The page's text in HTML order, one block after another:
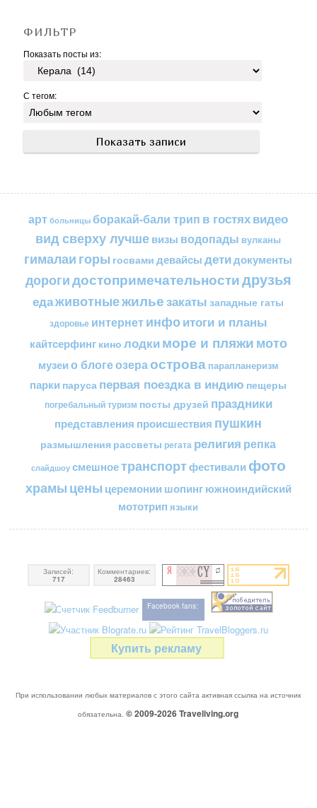
ФИЛЬТР
Показать посты из:
С тегом:
арт больницы боракай-бали трип в гостяхвидео
вид сверху лучшевизы водопады вулканы
гималаи горы госвами девайсы детидокументы
дорогидостопримечательностидрузья
едаживотныежильезакаты западные гаты
здоровье интернетинфоитоги и планы
кайтсерфинг кино лодкиморе и пляжимото
музеи о блогеозераострова парапланеризм
парки паруса первая поездка в индию пещеры
погребальный туризм посты друзей праздники
представления происшествия пушкин
размышления рассветы регата религия репка
слайдшоу смешноетранспортфестивали фото
храмы цены церемонии шопингюжноиндийский
мототрип языки
Записей:
717
Комментариев:
28463
Facebook fans:
Купить рекламу
При использовании любых материалов с этого сайта активная ссылка на источник
обязательна. © 2009-2026Traveliving.org